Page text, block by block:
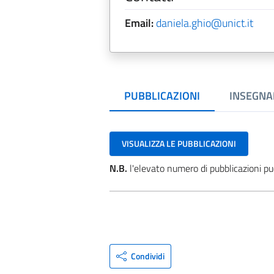
Email:daniela.ghio@unict.it
PUBBLICAZIONI
VISUALIZZA LE PUBBLICAZIONI
N.B. l'elevato numero di pubblicazioni
Condividi